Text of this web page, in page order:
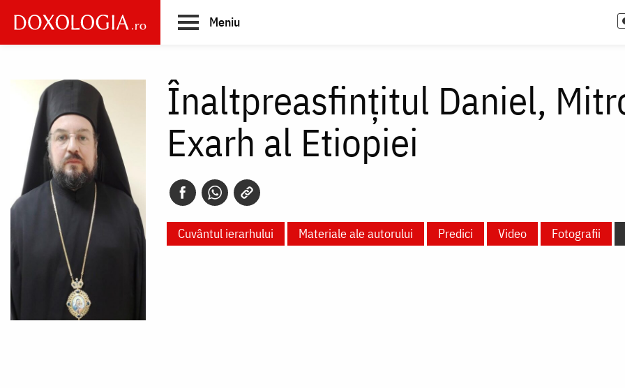
main
Meniu
Înaltpreasfințitul Daniel,
Exarh al Etiopiei
Cuvântul ierarhului Materiale ale autorului Predici Video Fotografii